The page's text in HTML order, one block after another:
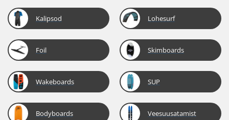
Kalipsod Lohesurf
Foil Skimboards
Wakeboards SUP
Bodyboards Veesuusatamist